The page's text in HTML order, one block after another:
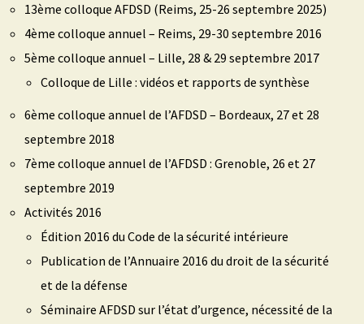
13ème colloque AFDSD (Reims, 25-26 septembre 2025)
4ème colloque annuel – Reims, 29-30 septembre 2016
5ème colloque annuel – Lille, 28 & 29 septembre 2017
Colloque de Lille : vidéos et rapports de synthèse
6ème colloque annuel de l’AFDSD – Bordeaux, 27 et 28
septembre 2018
7ème colloque annuel de l’AFDSD : Grenoble, 26 et 27
septembre 2019
Activités 2016
Édition 2016 du Code de la sécurité intérieure
Publication de l’Annuaire 2016 du droit de la sécurité
et de la défense
Séminaire AFDSD sur l’état d’urgence, nécessité de la